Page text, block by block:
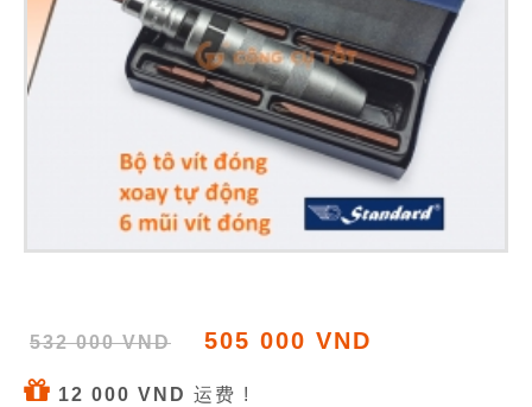
532 000 VND 505 000 VND
12 000 VND 运费 !